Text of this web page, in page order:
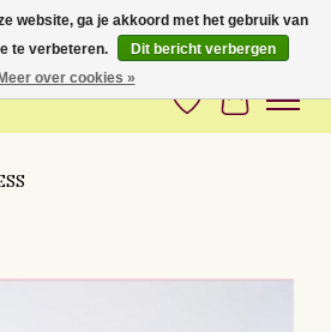
Verlanglijst
website, ga je akkoord met het gebruik van
te verbeteren.
Dit bericht verbergen
Meer over cookies »